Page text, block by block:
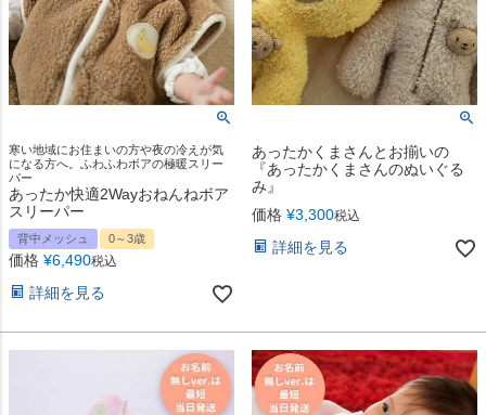
寒い地域にお住まいの方や夜の冷えが気
になる方へ。ふわふわボアの極暖スリー
パー
あったか快適2Wayおねんねボア
スリーパー
背中メッシュ 0～3歳
価格 ¥6,490税込
詳細を見る
あったかくまさんとお揃いの
『あったかくまさんのぬいぐる
み』
価格 ¥3,300税込
詳細を見る